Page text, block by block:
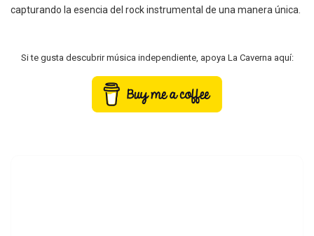
capturando la esencia del rock instrumental de una manera única.
Si te gusta descubrir música independiente, apoya La Caverna aquí: